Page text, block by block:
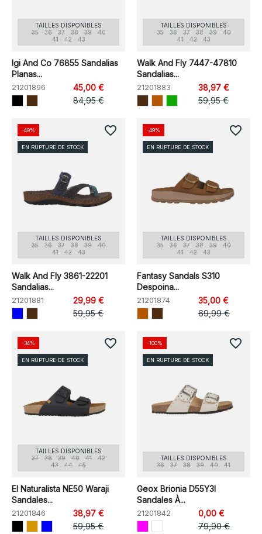
TAILLES DISPONIBLES
35
36 37 38 39
40
41
42 43
Igi And Co 76855 Sandalias
Planas...
21201896
45,00 €
84,95 €
TAILLES DISPONIBLES
35
36 37 38 39
40
41
42 43
Walk And Fly 7447-47810
Sandalias...
21201883
38,97 €
59,95 €
TAILLES DISPONIBLES
35
36 37 38 39
40
41
42 43
Walk And Fly 3861-22201
Sandalias...
21201881
29,99 €
59,95 €
-49%
EN RUPTURE DE STOCK
favorite_border
TAILLES DISPONIBLES
35
36 37 38 39
40
41
42 43
Fantasy Sandals S310
Despoina...
21201874
35,00 €
69,99 €
-49%
EN RUPTURE DE STOCK
favorite_border
TAILLES DISPONIBLES
37
38 39 40 41
42
43
44 45
El Naturalista NE50 Waraji
Sandales...
21201846
38,97 €
59,95 €
-34%
EN RUPTURE DE STOCK
favorite_border
TAILLES DISPONIBLES
36
37 38 39 40 41
Geox Brionia D55Y3I
Sandales À...
21201842
0,00 €
79,90 €
-100%
EN RUPTURE DE STOCK
favorite_border